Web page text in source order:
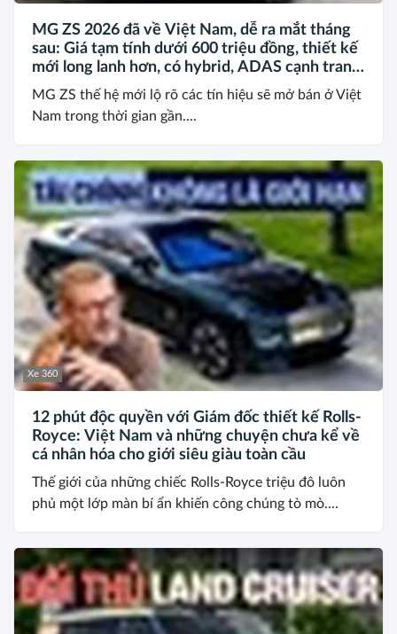
MG ZS 2026 đã về Việt Nam, dễ ra mắt tháng
sau: Giá tạm tính dưới 600 triệu đồng, thiết kế
mới long lanh hơn, có hybrid, ADAS cạnh tranh
Xforce, Seltos
MG ZS thế hệ mới lộ rõ các tín hiệu sẽ mở bán ở Việt
Nam trong thời gian gần....
Xe 360
12 phút độc quyền với Giám đốc thiết kế Rolls-
Royce: Việt Nam và những chuyện chưa kể về
cá nhân hóa cho giới siêu giàu toàn cầu
Thế giới của những chiếc Rolls-Royce triệu đô luôn
phủ một lớp màn bí ẩn khiến công chúng tò mò....